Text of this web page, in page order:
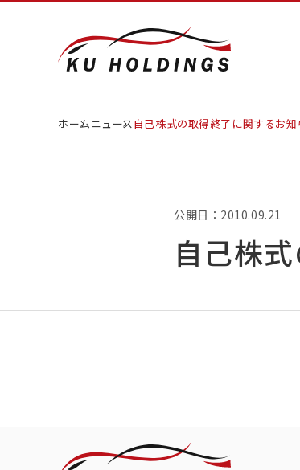
ホームニュース自己株式の取得終了に関するお知
公開日：2010.09.21
自己株